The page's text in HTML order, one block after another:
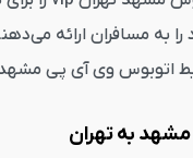
به مسافران ارائه
اتوبوس وی آی پی
مشهد به تهران